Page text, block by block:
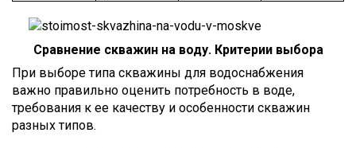
Сравнение скважин на воду. Критерии выбора
При выборе типа скважины для водоснабжения
важно правильно оценить потребность в воде,
требования к ее качеству и особенности скважин
разных типов.